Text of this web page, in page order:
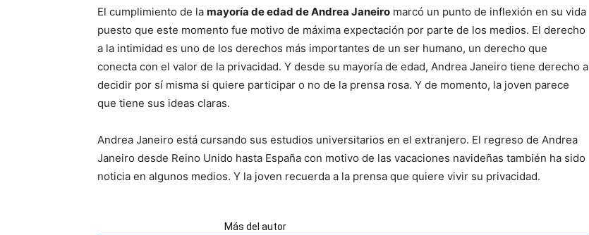
El cumplimiento de la mayoría de edad de Andrea Janeiro marcó un punto de inflexión en su vida
puesto que este momento fue motivo de máxima expectación por parte de los medios. El derecho
a la intimidad es uno de los derechos más importantes de un ser humano, un derecho que
conecta con el valor de la privacidad. Y desde su mayoría de edad, Andrea Janeiro tiene derecho a
decidir por sí misma si quiere participar o no de la prensa rosa. Y de momento, la joven parece
que tiene sus ideas claras.
Andrea Janeiro está cursando sus estudios universitarios en el extranjero. El regreso de Andrea
Janeiro desde Reino Unido hasta España con motivo de las vacaciones navideñas también ha sido
noticia en algunos medios. Y la joven recuerda a la prensa que quiere vivir su privacidad.
Más del autor